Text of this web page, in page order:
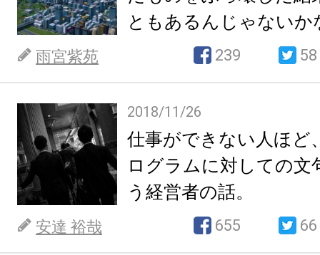
ともあるんじゃないか
雨宮紫苑 239 58
2018/11/26
仕事ができない人ほど
ログラムに対しての文
う経営者の話。
安達 裕哉 655 66